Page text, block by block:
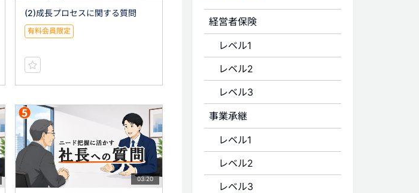
(2)成長プロセスに関する質問
有料会員限定
03:20
経営者保険
レベル1
レベル2
レベル3
事業承継
レベル1
レベル2
レベル3